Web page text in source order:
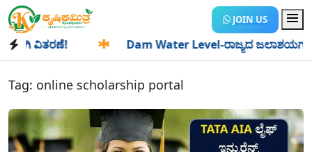
JOIN US
ವಿತರಣೆ! Dam Water Level-ರಾಜ್ಯದ ಜಲಾಶಯಗಳಿಗೆ
Tag: online scholarship portal